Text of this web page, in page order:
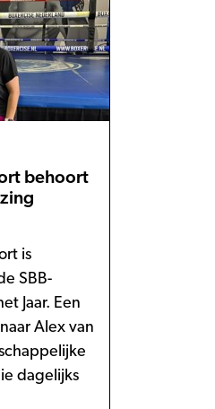
behoort
is
SBB-
Jaar. Een
Alex van
dagelijks